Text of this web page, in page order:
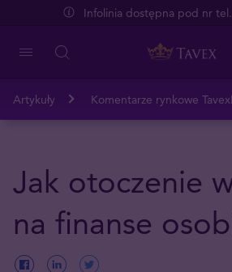
Infolinia dostępna pod nr
Artykuły Komentarze rynkowe
Jak otoczenie
na finanse